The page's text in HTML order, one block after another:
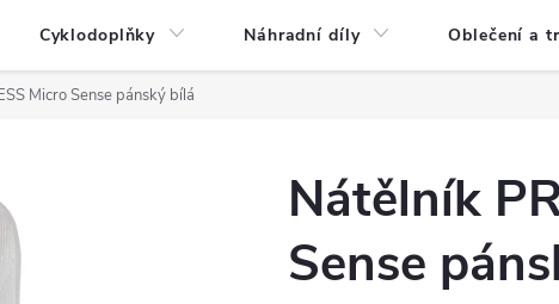
Cyklodoplňky Náhradní díly Oblečení a
Micro Sense pánský bílá
Nátělník
Sense